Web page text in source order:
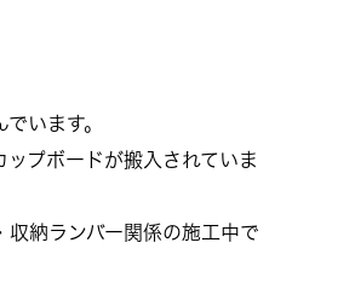
います。
ップボードが搬入されていま
収納ランバー関係の施工中で